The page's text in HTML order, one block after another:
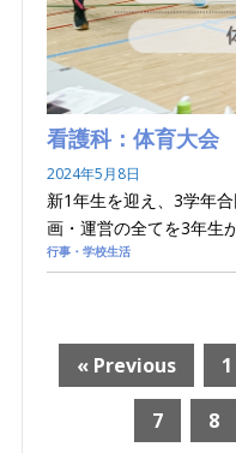
看護科：体育大会
2024年5月8日
新1年生を迎え、3学年
画・運営の全てを3年生
行事・学校生活
« Previous 1
7 8